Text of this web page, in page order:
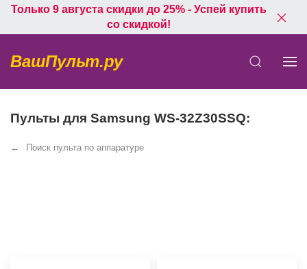
Только 9 августа скидки до 25% - Успей купить
со скидкой!
ВашПульт.ру
Пульты для Samsung WS-32Z30SSQ:
Поиск пульта по аппаратуре